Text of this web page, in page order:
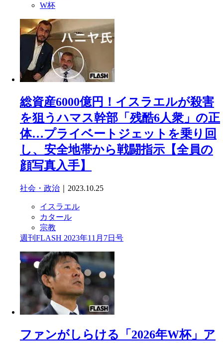
W杯
総資産6000億円！イスラエルが殺害
を狙うハマス幹部「残酷6人衆」の正
体…プライベートジェットを乗り回
し、安全地帯から戦闘指示【全員の
顔写真入手】
社会・政治 ｜2023.10.25
イスラエル
カタール
宗教
週刊FLASH 2023年11月7日号
ファンがしらける「2026年W杯」ア